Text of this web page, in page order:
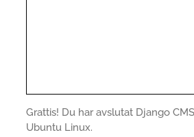
Grattis! Du har avslutat Django
Ubuntu Linux.